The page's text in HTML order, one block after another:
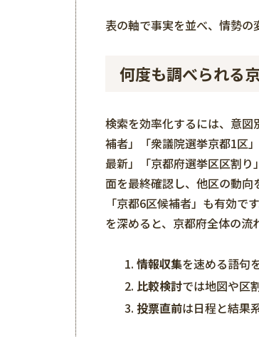
表の軸で事実を並べ、情勢の
何度も調べられる
検索を効率化するには、意
補者」「衆議院選挙京都1区
最新」「京都府選挙区区割
面を最終確認し、他区の動向
「京都6区候補者」も有効
を深めると、京都府全体の流
情報収集を速める語句
比較検討では地図や区
投票直前は日程と結果